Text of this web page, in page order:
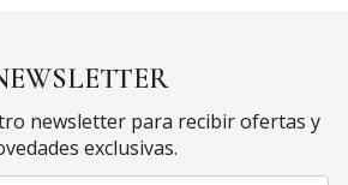
newsletter para recibir ofertas y
exclusivas.